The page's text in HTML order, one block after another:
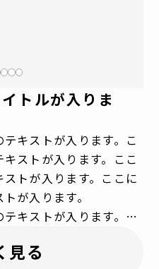
トルが入りま
キストが入ります。こ
ストが入ります。ここ
トが入ります。ここに
が入ります。
キストが入ります。こ
トが入ります。
見る